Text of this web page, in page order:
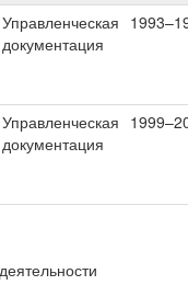
Управленческая
документация
Управленческая
документация